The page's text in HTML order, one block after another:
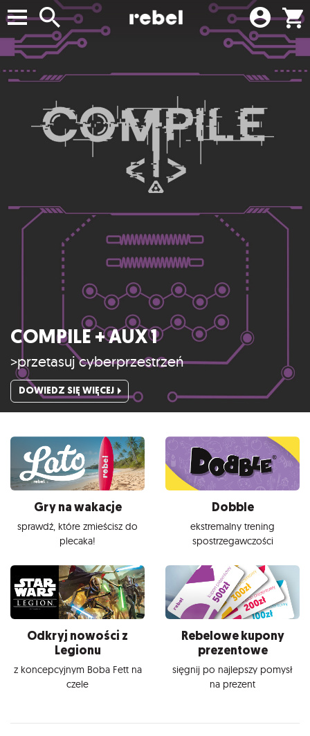
COMPILE + AUX 1
>przetasuj cyberprzestrzeń
DOWIEDZ SIĘ WIĘCEJ
Gry na wakacje
sprawdź, które zmieścisz do
plecaka!
Dobble
ekstremalny trening
spostrzegawczości
Odkryj nowości z
Legionu
z koncepcyjnym Boba Fett na
czele
Rebelowe kupony
prezentowe
sięgnij po najlepszy pomysł
na prezent